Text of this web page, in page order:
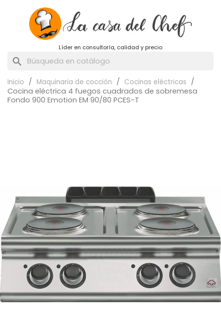
Líder en consultoría, calidad y precio
search
Inicio Maquinaria de cocción Cocinas eléctricas
Cocina eléctrica 4 fuegos cuadrados de sobremesa
Fondo 900 Emotion EM 90/80 PCES-T